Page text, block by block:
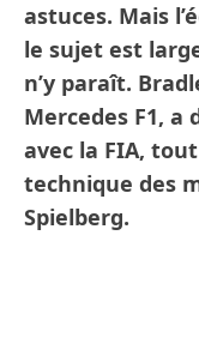
astuces. Mais
le sujet est
n’y paraît.
Mercedes F1, a
avec la FIA,
technique des
Spielberg.